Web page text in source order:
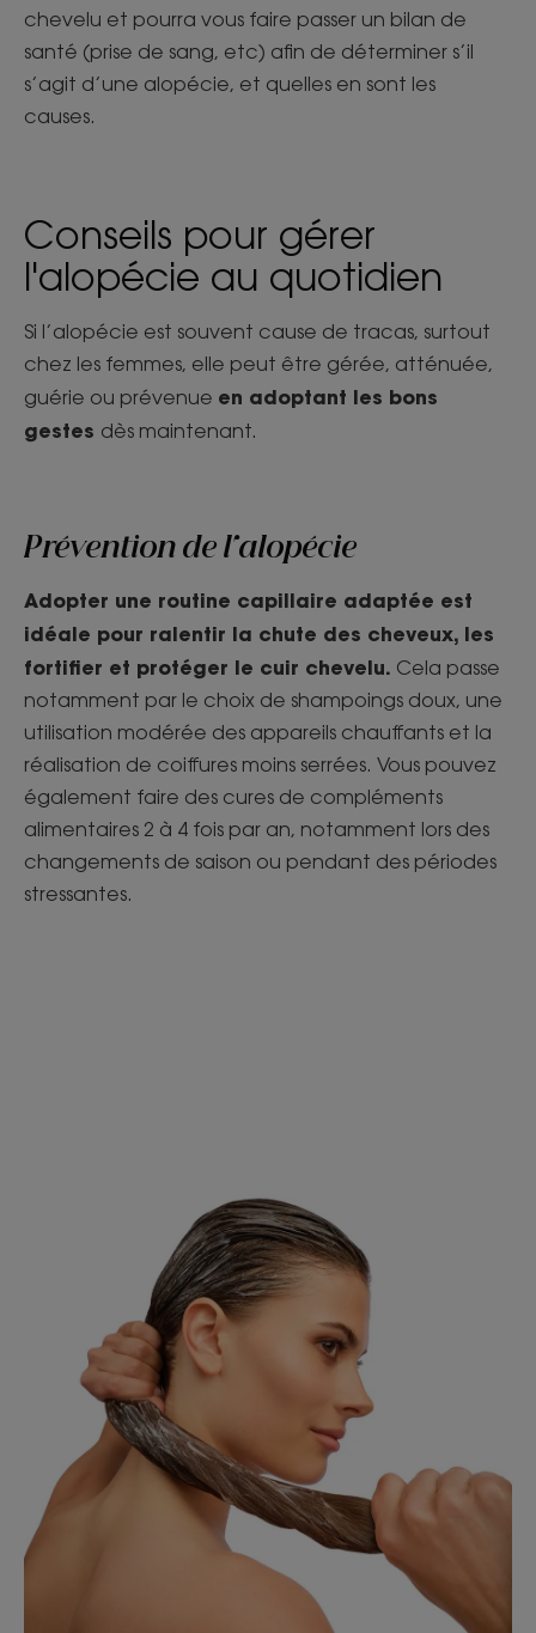
chevelu et pourra vous faire passer un bilan de
santé (prise de sang, etc) afin de déterminer s’il
s’agit d’une alopécie, et quelles en sont les
causes.
Conseils pour gérer
l'alopécie au quotidien
Si l’alopécie est souvent cause de tracas, surtout
chez les femmes, elle peut être gérée, atténuée,
guérie ou prévenue en adoptant les bons
gestes dès maintenant.
Prévention de l'alopécie
Adopter une routine capillaire adaptée est
idéale pour ralentir la chute des cheveux, les
fortifier et protéger le cuir chevelu. Cela passe
notamment par le choix de shampoings doux, une
utilisation modérée des appareils chauffants et la
réalisation de coiffures moins serrées. Vous pouvez
également faire des cures de compléments
alimentaires 2 à 4 fois par an, notamment lors des
changements de saison ou pendant des périodes
stressantes.